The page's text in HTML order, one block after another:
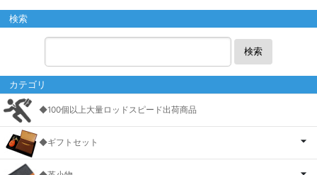
検索
検索
カテゴリ
◆100個以上大量ロッドスピード出荷商品
◆ギフトセット